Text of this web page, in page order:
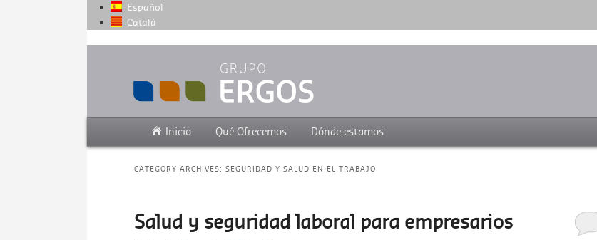
Español
Català
Grupo Ergos
Skip to primary content
Skip to secondary content
Inicio Qué Ofrecemos Dónde estamos
CATEGORY ARCHIVES: SEGURIDAD Y SALUD EN EL TRABAJO
Salud y seguridad laboral para empresarios